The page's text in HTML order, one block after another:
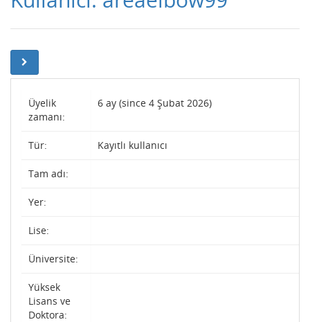
Üyelik
zamanı:
6 ay (since 4 Şubat 2026)
Tür: Kayıtlı kullanıcı
Tam adı:
Yer:
Lise:
Üniversite:
Yüksek
Lisans ve
Doktora: